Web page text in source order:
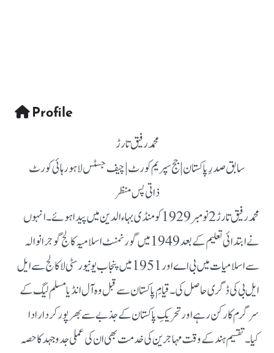
Profile
محمد رفیق تارڑ
سابق صدرِ پاکستان | جج سپریم کورٹ | چیف جسٹس لاہور ہائی کورٹ
ذاتی پس منظر
محمد رفیق تارڑ 2 نومبر 1929 کو منڈی بہاءالدین میں پیدا ہوئے۔ انہوں
نے ابتدائی تعلیم کے بعد 1949 میں گورنمنٹ اسلامیہ کالج گوجرانوالہ
سے اسلامیات میں بی اے اور 1951 میں پنجاب یونیورسٹی لا کالج سے ایل
ایل بی کی ڈگری حاصل کی۔ قیامِ پاکستان سے قبل وہ آل انڈیا مسلم لیگ کے
سرگرم کارکن رہے اور تحریکِ پاکستان کے جذبے سے بھرپور کردار ادا
کیا۔ تقسیم ہند کے وقت مہاجرین کی خدمت بھی ان کی عملی جدوجہد کا حصہ